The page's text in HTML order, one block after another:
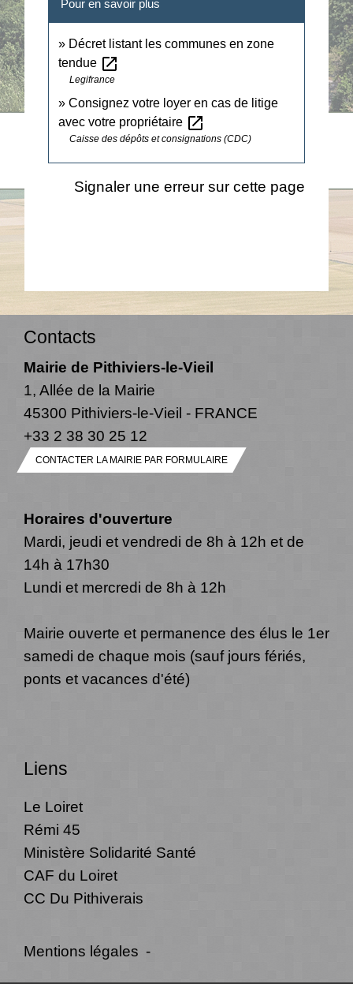
Pour en savoir plus
Décret listant les communes en zone
tendue open_in_new
Legifrance
Consignez votre loyer en cas de litige
avec votre propriétaire open_in_new
Caisse des dépôts et consignations (CDC)
Signaler une erreur sur cette page
Contacts
Mairie de Pithiviers-le-Vieil
1, Allée de la Mairie
45300 Pithiviers-le-Vieil - FRANCE
+33 2 38 30 25 12
CONTACTER LA MAIRIE PAR FORMULAIRE
Horaires d'ouverture
Mardi, jeudi et vendredi de 8h à 12h et de
14h à 17h30
Lundi et mercredi de 8h à 12h
Mairie ouverte et permanence des élus le 1er
samedi de chaque mois (sauf jours fériés,
ponts et vacances d'été)
Liens
Le Loiret
Rémi 45
Ministère Solidarité Santé
CAF du Loiret
CC Du Pithiverais
Mentions légales -